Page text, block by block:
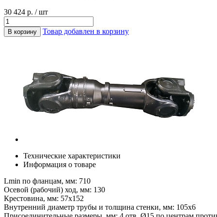
30 424 р. / шт
В корзину Товар добавлен в корзину
Технические характеристики
Информация о товаре
Lmin по фланцам, мм: 710
Осевой (рабочий) ход, мм: 130
Крестовина, мм: 57х152
Внутренний диаметр трубы и толщина стенки, мм: 105х6